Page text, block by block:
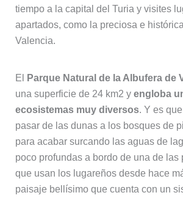
tiempo a la capital del Turia y visites
apartados, como la preciosa e
Valencia.
El Parque Natural de la Albufera de
una superficie de 24 km2 y engloba
ecosistemas muy diversos. Y es
pasar de las dunas a los bosques de
para acabar surcando las aguas de
poco profundas a bordo de una de las
que usan los lugareños desde hace
paisaje bellísimo que cuenta con un